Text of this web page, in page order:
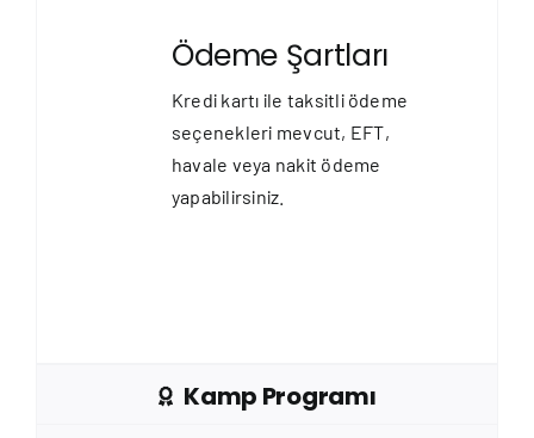
Ödeme Şartları
Kredi kartı ile taksitli ödeme
seçenekleri mevcut, EFT,
havale veya nakit ödeme
yapabilirsiniz.
Kamp Programı